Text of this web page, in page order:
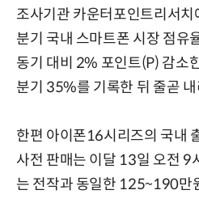
조사기관 카운터포인트리서치
분기 국내 스마트폰 시장 점유
동기 대비 2% 포인트(P) 감소
분기 35%를 기록한 뒤 줄곧
한편 아이폰16시리즈의 국내
사전 판매는 이달 13일 오전 9
는 전작과 동일한 125~190만